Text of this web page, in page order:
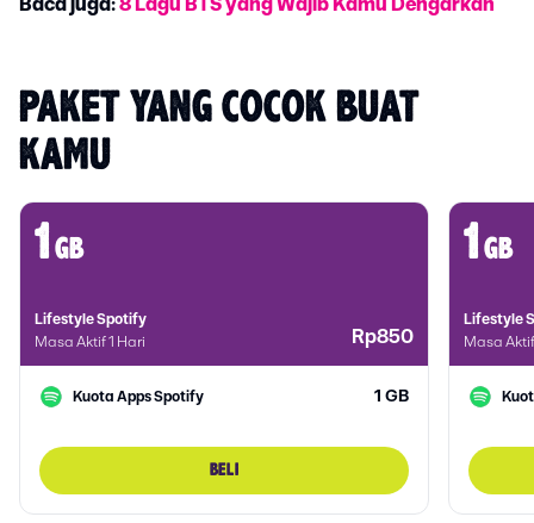
Baca juga:8 Lagu BTS yang Wajib Kamu Dengarkan
PAKET YANG COCOK BUAT
KAMU
1 gb
Lifestyle Spotify
Masa Aktif 1 Hari
Rp850
Kuota Apps Spotify 1 GB
BELI
1 gb
Lifestyle
Masa